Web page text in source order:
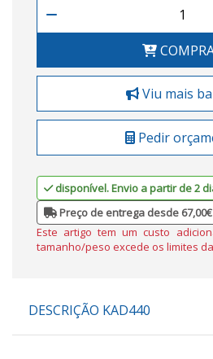
Viu mais
Pedir
disponível. Envio a partir de 2
Preço de entrega desde 67,00€
Este artigo tem um custo
tamanho/peso excede os limites
DESCRIÇÃO KAD440